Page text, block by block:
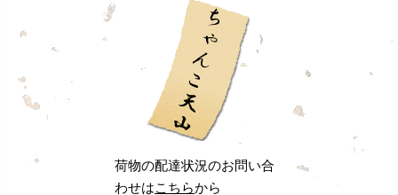
荷物の配達状況のお問い合
わせはこちらから